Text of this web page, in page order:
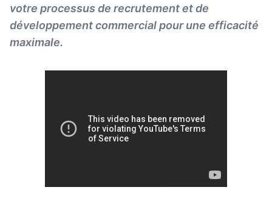
votre processus de recrutement et de
développement commercial pour une efficacité
maximale.